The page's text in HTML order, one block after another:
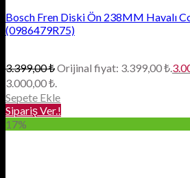
Bosch Fren Diski Ön 238MM Havalı
(0986479R75)
3.399,00₺Orijinal fiyat: 3.399,00 ₺.
3.000,00 ₺.
Sepete Ekle
Sipariş Ver.!
17%